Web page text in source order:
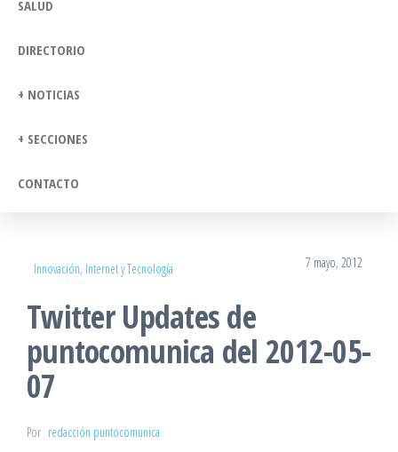
SALUD
DIRECTORIO
+ NOTICIAS
+ SECCIONES
CONTACTO
Innovación, Internet y Tecnología 7 mayo, 2012
Twitter Updates de
puntocomunica del 2012-05-
07
Por redacción puntocomunica